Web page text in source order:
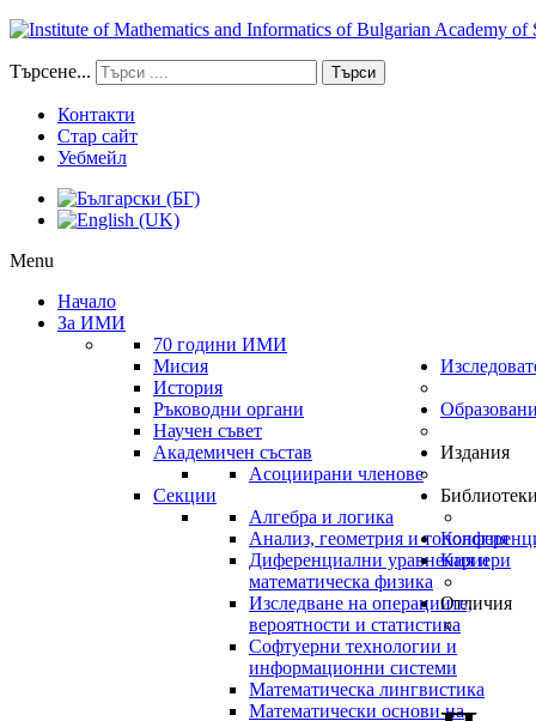
Търсене... Търси
Контакти
Стар сайт
Уебмейл
Menu
Начало
За ИМИ
70 години ИМИ
Мисия
История
Ръководни органи
Научен съвет
Академичен състав
Асоциирани членове
Секции
Алгебра и логика
Анализ, геометрия и топология
Диференциални уравнения и
математическа физика
Изследване на операциите,
вероятности и статистика
Софтуерни технологии и
информационни системи
Математическа лингвистика
Математически основи на
Издания
Кариери
Отличия